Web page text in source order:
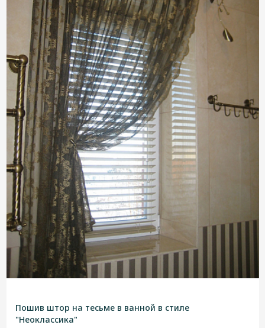
Пошив штор на тесьме в ванной в стиле
"Неоклассика"